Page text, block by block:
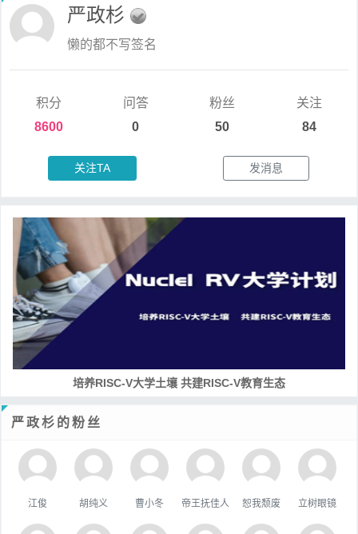
严政杉
懒的都不写签名
积分
8600
问答
0
粉丝
50
关注
84
关注TA 发消息
培养RISC-V大学土壤 共建RISC-V教育生态
严政杉的粉丝
江俊 胡纯义 曹小冬 帝王抚佳人 恕我颓废 立树眼镜